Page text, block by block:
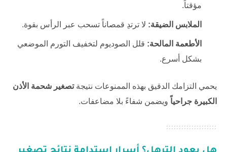
مؤقتاً.
الملابس الضيقة: لا ترتدِ قمصاناً تسحب عبر الرأس بقوة.
الأطعمة المالحة: قلل الصوديوم لتخفيف التورم الموضعي
بشكل أسرع.
يحمي التزامك الدقيق بهذه الممنوعات نتيجةتصغير شحمة الأذن
الكبيرة جراحياً ويضمن شفاءً بلا مضاعفات.